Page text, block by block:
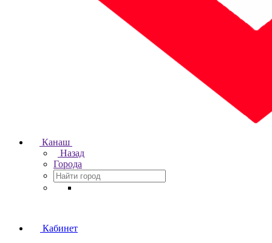
Канаш
Назад
Города
Кабинет